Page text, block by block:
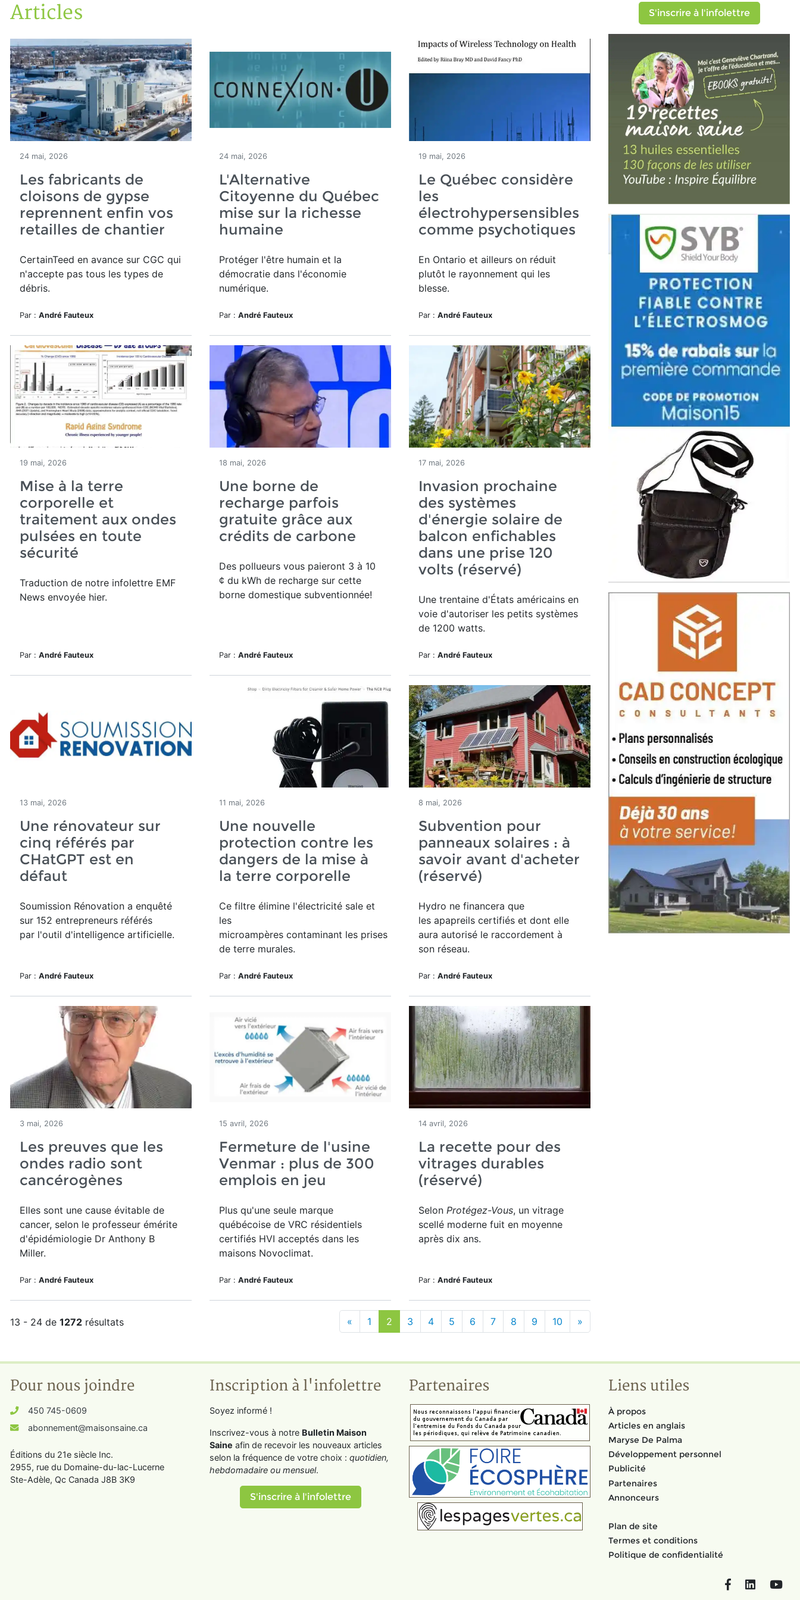
Accueil
Articles
Articles
24 mai, 2026
Les fabricants de
cloisons de gypse
reprennent enfin vos
retailles de chantier
CertainTeed en avance sur CGC qui
n'accepte pas tous les types de
débris.
Par : André Fauteux
24 mai, 2026
L'Alternative
Citoyenne du Québec
mise sur la richesse
humaine
Protéger l'être humain et la
démocratie dans l'économie
numérique.
Par : André Fauteux
19 mai, 2026
Le Québec considère
les
électrohypersensibles
comme psychotiques
En Ontario et ailleurs on réduit
plutôt le rayonnement qui les
blesse.
Par : André Fauteux
19 mai, 2026
Mise à la terre
corporelle et
traitement aux ondes
pulsées en toute
sécurité
Traduction de notre infolettre EMF
News envoyée hier.
Par : André Fauteux
18 mai, 2026
Une borne de
recharge parfois
gratuite grâce aux
crédits de carbone
Des pollueurs vous paieront 3 à 10
¢ du kWh de recharge sur cette
borne domestique subventionnée!
Par : André Fauteux
17 mai, 2026
Invasion prochaine
des systèmes
d'énergie solaire de
balcon enfichables
dans une prise 120
volts (réservé)
Une trentaine d'États américains en
voie d'autoriser les petits systèmes
de 1200 watts.
Par : André Fauteux
13 mai, 2026
Une rénovateur sur
cinq référés par
CHatGPT est en
défaut
Soumission Rénovation a enquêté
sur 152 entrepreneurs référés
par l'outil d'intelligence artificielle.
Par : André Fauteux
11 mai, 2026
Une nouvelle
protection contre les
dangers de la mise à
la terre corporelle
Ce filtre élimine l'électricité sale et
les
microampères contaminant les prises
de terre murales.
Par : André Fauteux
8 mai, 2026
Subvention pour
panneaux solaires : à
savoir avant d'acheter
(réservé)
Hydro ne financera que
les apapreils certifiés et dont elle
aura autorisé le raccordement à
son réseau.
Par : André Fauteux
3 mai, 2026
Les preuves que les
ondes radio sont
cancérogènes
Elles sont une cause évitable de
cancer, selon le professeur émérite
d'épidémiologie Dr Anthony B
Miller.
Par : André Fauteux
15 avril, 2026
Fermeture de l'usine
Venmar : plus de 300
emplois en jeu
Plus qu'une seule marque
québécoise de VRC résidentiels
certifiés HVI acceptés dans les
maisons Novoclimat.
Par : André Fauteux
14 avril, 2026
La recette pour des
vitrages durables
(réservé)
Selon Protégez-Vous, un vitrage
scellé moderne fuit en moyenne
après dix ans.
Par : André Fauteux
13 - 24 de 1272 résultats « 1 2 3 4 5 6 7 8 9 10 »
S'inscrire à l'infolettre
Pour nous joindre
450 745-0609
abonnement@maisonsaine.ca
Éditions du 21e siècle Inc.
2955, rue du Domaine-du-lac-Lucerne
Ste-Adèle, Qc Canada J8B 3K9
Inscription à l'infolettre
Soyez informé !
Inscrivez-vous à notre Bulletin Maison
Saine afin de recevoir les nouveaux articles
selon la fréquence de votre choix : quotidien,
hebdomadaire ou mensuel.
S'inscrire à l'infolettre
Partenaires Liens utiles
À propos
Articles en anglais
Maryse De Palma
Développement personnel
Publicité
Partenaires
Annonceurs
Plan de site
Termes et conditions
Politique de confidentialité
FacebookLinkedIn